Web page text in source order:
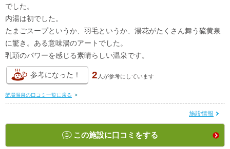
でした。
内湯は初でした。
たまごスープというか、羽毛というか、湯花がたくさん舞う硫黄泉
に驚き。ある意味湯のアートでした。
乳頭のパワーを感じる素晴らしい温泉です。
参考になった！ 2 人が参考にしています
蟹場温泉の口コミ一覧に戻る >
施設情報
この施設に口コミをする